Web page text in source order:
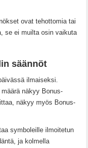
ovat tehottomia tai
se ei muilta osin vaikuta
säännöt
ilmaiseksi.
näkyy Bonus-
näkyy myös Bonus-
symboleille ilmoitetun
ja kolmella